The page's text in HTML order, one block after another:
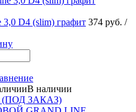
D4 (slim) графит 374 руб. /
В наличии
ЗАКАЗ)